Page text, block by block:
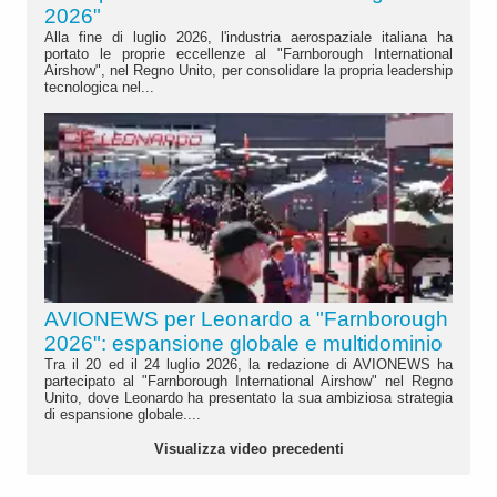
2026"
Alla fine di luglio 2026, l'industria aerospaziale italiana ha
portato le proprie eccellenze al "Farnborough International
Airshow", nel Regno Unito, per consolidare la propria leadership
tecnologica nel...
AVIONEWS per Leonardo a "Farnborough
2026": espansione globale e multidominio
Tra il 20 ed il 24 luglio 2026, la redazione di AVIONEWS ha
partecipato al "Farnborough International Airshow" nel Regno
Unito, dove Leonardo ha presentato la sua ambiziosa strategia
di espansione globale....
Visualizza video precedenti